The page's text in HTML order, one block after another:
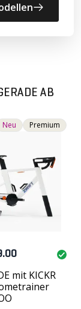
AB
Neu Premium
mit KICKR